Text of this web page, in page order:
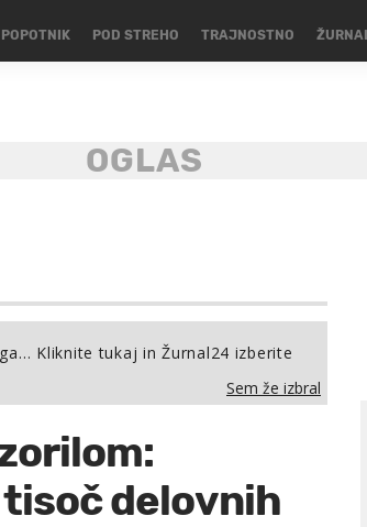
POPOTNIK POD STREHO TRAJNOSTNO
Kliknite tukaj in Žurnal24 izberite
Sem že izbral
delovnih